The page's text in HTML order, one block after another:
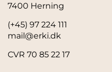
7400 Herning
(+45) 97 224 111
mail@erki.dk
CVR 70 85 22 17